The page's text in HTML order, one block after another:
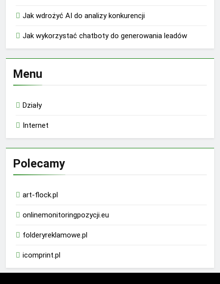
Jak wdrożyć AI do analizy konkurencji
Jak wykorzystać chatboty do generowania leadów
Menu
Działy
Internet
Polecamy
art-flock.pl
onlinemonitoringpozycji.eu
folderyreklamowe.pl
icomprint.pl